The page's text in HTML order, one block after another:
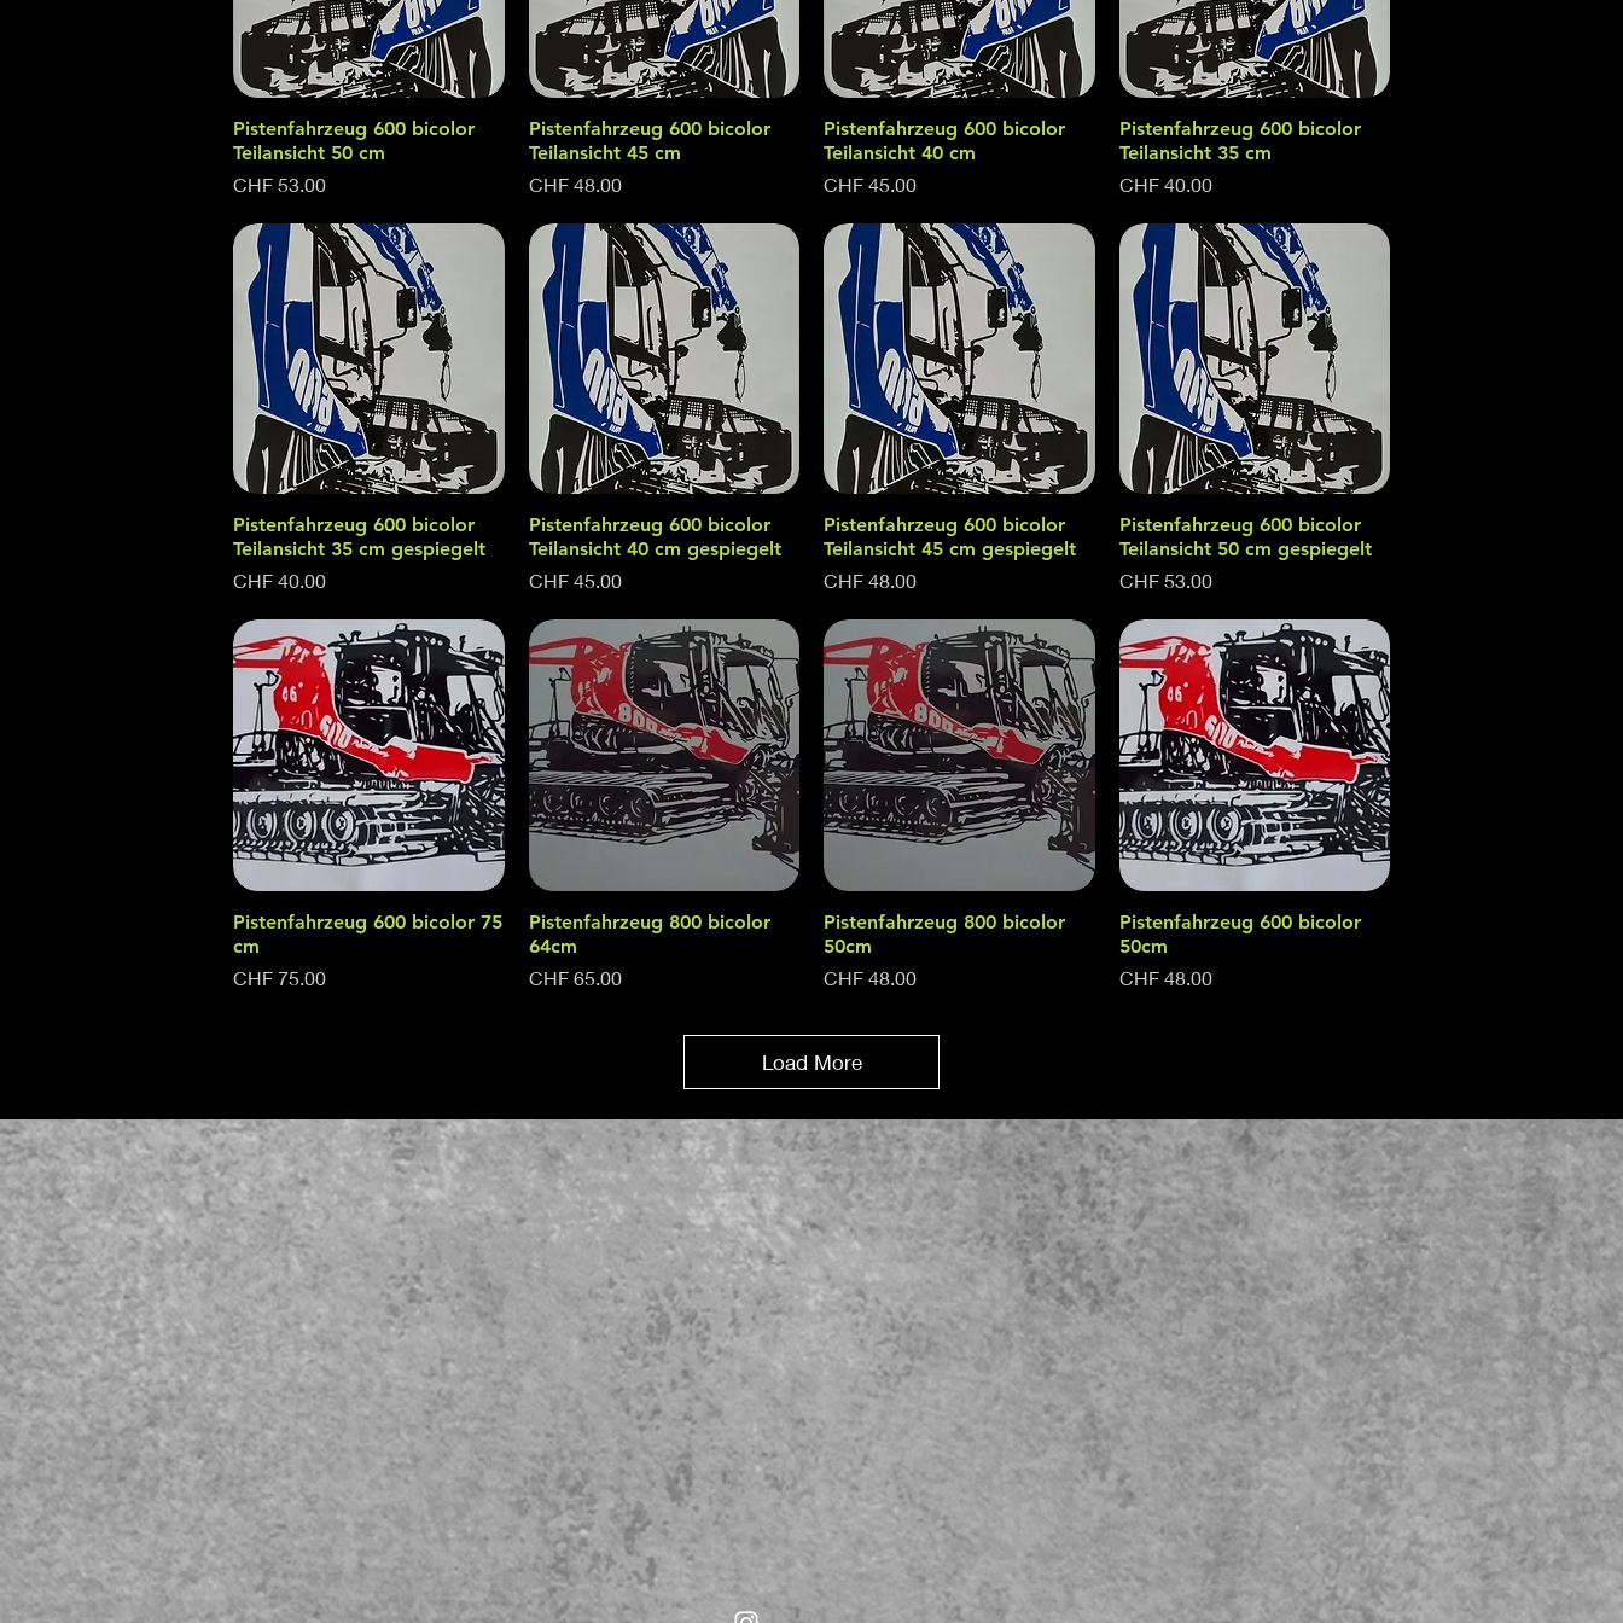
Quick View
Pistenfahrzeug 600 bicolor
Teilansicht 50 cm
Price
CHF 53.00
Quick View
Pistenfahrzeug 600 bicolor
Teilansicht 45 cm
Price
CHF 48.00
Quick View
Pistenfahrzeug 600 bicolor
Teilansicht 40 cm
Price
CHF 45.00
Quick View
Pistenfahrzeug 600 bicolor
Teilansicht 35 cm
Price
CHF 40.00
Quick View
Pistenfahrzeug 600 bicolor
Teilansicht 35 cm gespiegelt
Price
CHF 40.00
Quick View
Pistenfahrzeug 600 bicolor
Teilansicht 40 cm gespiegelt
Price
CHF 45.00
Quick View
Pistenfahrzeug 600 bicolor
Teilansicht 45 cm gespiegelt
Price
CHF 48.00
Quick View
Pistenfahrzeug 600 bicolor
Teilansicht 50 cm gespiegelt
Price
CHF 53.00
Quick View
Pistenfahrzeug 600 bicolor 75
cm
Price
CHF 75.00
Quick View
Pistenfahrzeug 800 bicolor
64cm
Price
CHF 65.00
Quick View
Pistenfahrzeug 800 bicolor
50cm
Price
CHF 48.00
Quick View
Pistenfahrzeug 600 bicolor
50cm
Price
CHF 48.00
Load More